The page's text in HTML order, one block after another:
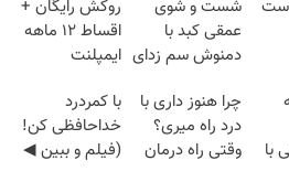
شست و شوی
عمقی کبد با
دمنوش سم زدای
روکش رایگان +
اقساط ۱۲ ماهه
ایمپلنت
با
چرا هنوز داری با
درد راه میری؟
وقتی راه درمان
با کمردرد
خداحافظی کن!
(فیلم و ببین ◀